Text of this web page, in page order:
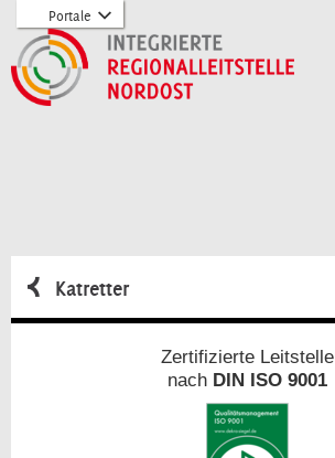
Title
zur
Hauptnavigation
Dropdown
zu
Portale
Portale
Katretter
Zertifizierte Leitstelle
nach DIN ISO 9001